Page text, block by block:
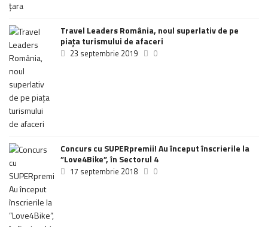
Travel Leaders România, noul superlativ de pe
piața turismului de afaceri
23 septembrie 2019 0
Concurs cu SUPERpremii! Au început înscrierile la
”Love4Bike”, în Sectorul 4
17 septembrie 2018 0